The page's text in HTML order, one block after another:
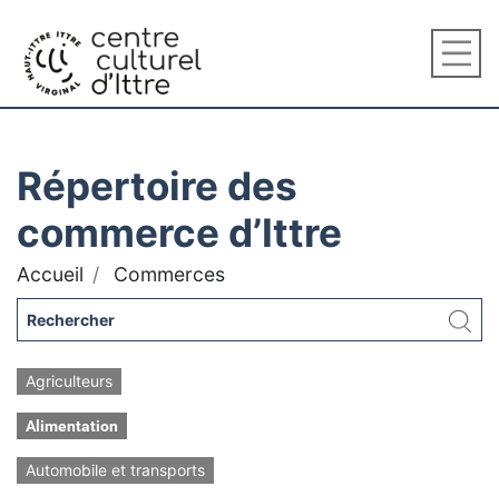
Répertoire des
commerce d’Ittre
Accueil Commerces
Agriculteurs
Alimentation
Automobile et transports